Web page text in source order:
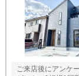
ご来店後にアンケ